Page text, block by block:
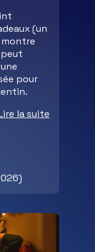
(un
montre
pour
la suite